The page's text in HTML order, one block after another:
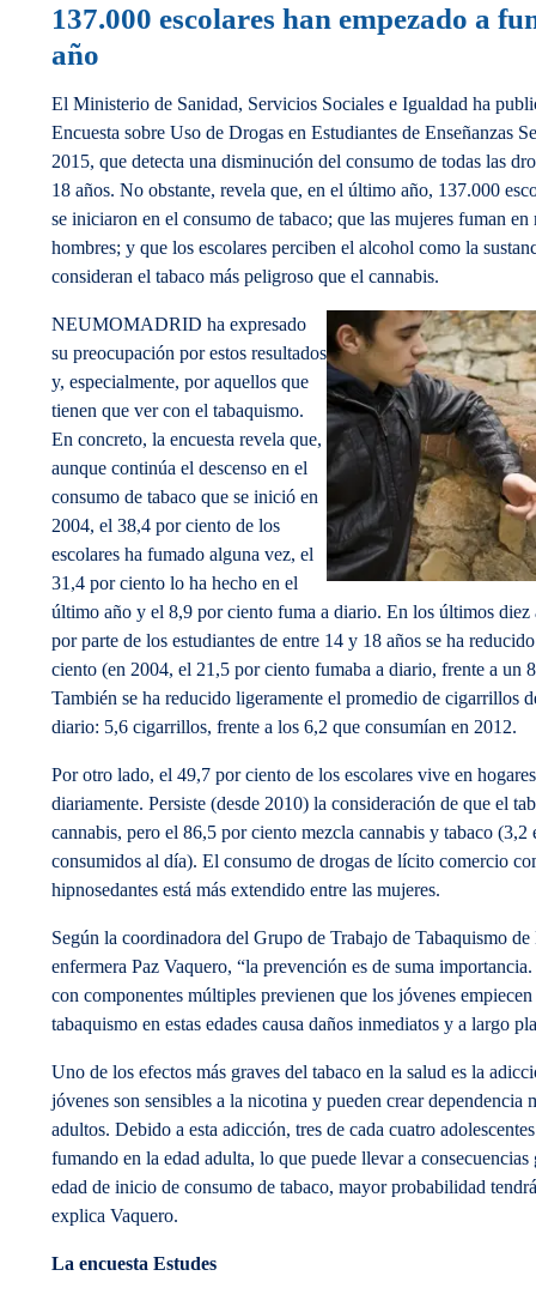
137.000 escolares han empezado a
año
El Ministerio de Sanidad, Servicios Sociales e Igualdad ha
Encuesta sobre Uso de Drogas en Estudiantes de Enseñanzas
2015, que detecta una disminución del consumo de todas las
18 años. No obstante, revela que, en el último año, 137.000
se iniciaron en el consumo de tabaco; que las mujeres fuman
hombres; y que los escolares perciben el alcohol como la
consideran el tabaco más peligroso que el cannabis.
NEUMOMADRID ha expresado
su preocupación por estos resultados
y, especialmente, por aquellos que
tienen que ver con el tabaquismo.
En concreto, la encuesta revela que,
aunque continúa el descenso en el
consumo de tabaco que se inició en
2004, el 38,4 por ciento de los
escolares ha fumado alguna vez, el
31,4 por ciento lo ha hecho en el
último año y el 8,9 por ciento fuma a diario. En los últimos diez
por parte de los estudiantes de entre 14 y 18 años se ha
ciento (en 2004, el 21,5 por ciento fumaba a diario, frente a un
También se ha reducido ligeramente el promedio de cigarrillos
diario: 5,6 cigarrillos, frente a los 6,2 que consumían en 2012.
Por otro lado, el 49,7 por ciento de los escolares vive en
diariamente. Persiste (desde 2010) la consideración de que el
cannabis, pero el 86,5 por ciento mezcla cannabis y tabaco (3,2
consumidos al día). El consumo de drogas de lícito comercio
hipnosedantes está más extendido entre las mujeres.
Según la coordinadora del Grupo de Trabajo de Tabaquismo
enfermera Paz Vaquero, “la prevención es de suma
con componentes múltiples previenen que los jóvenes
tabaquismo en estas edades causa daños inmediatos y a largo
Uno de los efectos más graves del tabaco en la salud es la
jóvenes son sensibles a la nicotina y pueden crear dependencia
adultos. Debido a esta adicción, tres de cada cuatro
fumando en la edad adulta, lo que puede llevar a
edad de inicio de consumo de tabaco, mayor probabilidad
explica Vaquero.
La encuesta Estudes